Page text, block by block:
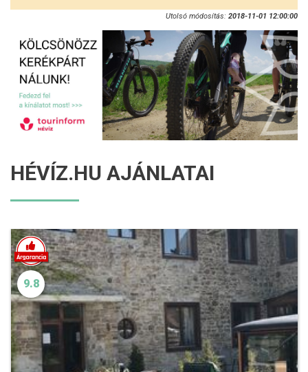
Utolsó módosítás: 2018-11-01 12:00:00
HÉVÍZ.HU AJÁNLATAI
9.8